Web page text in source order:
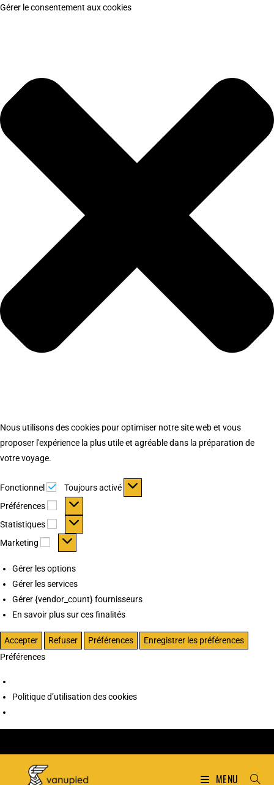
Gérer le consentement aux cookies
Nous utilisons des cookies pour optimiser notre site web et vous
proposer l'expérience la plus utile et agréable dans la préparation de
votre voyage.
Fonctionnel Fonctionnel
Toujours activé
Préférences
Préférences
Statistiques Statistiques
Marketing Marketing
Gérer les options
Gérer les services
Gérer {vendor_count} fournisseurs
En savoir plus sur ces finalités
Accepter Refuser Préférences
Enregistrer les préférences
Préférences
Politique d’utilisation des cookies
MENU